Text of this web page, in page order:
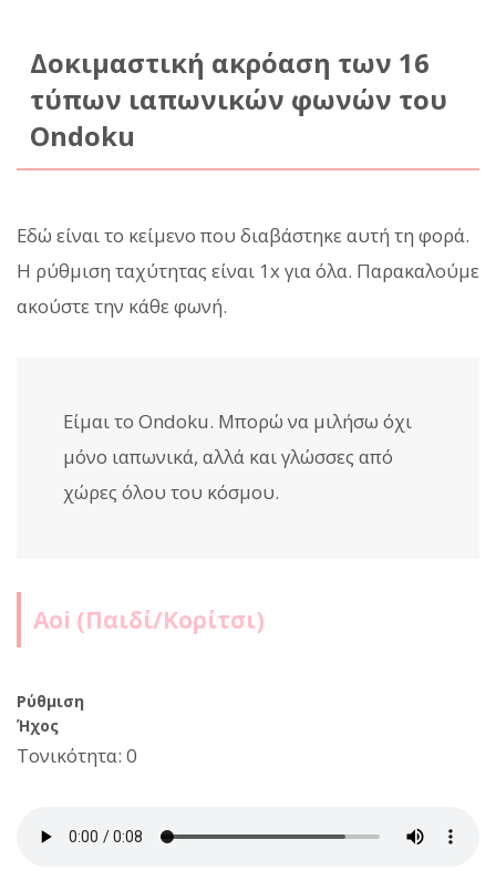
Δοκιμαστική ακρόαση των 16
τύπων ιαπωνικών φωνών του
Ondoku
Εδώ είναι το κείμενο που διαβάστηκε αυτή τη φορά.
Η ρύθμιση ταχύτητας είναι 1x για όλα. Παρακαλούμε
ακούστε την κάθε φωνή.
Είμαι το Ondoku. Μπορώ να μιλήσω όχι
μόνο ιαπωνικά, αλλά και γλώσσες από
χώρες όλου του κόσμου.
Aoi (Παιδί/Κορίτσι)
Ρύθμιση
Ήχος
Τονικότητα: 0